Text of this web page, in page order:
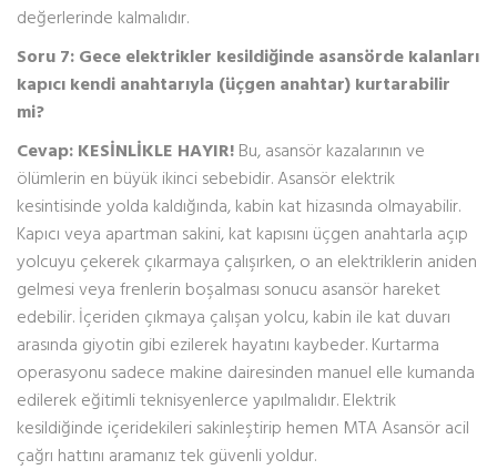
değerlerinde kalmalıdır.
Soru 7: Gece elektrikler kesildiğinde asansörde kalanları
kapıcı kendi anahtarıyla (üçgen anahtar) kurtarabilir
mi?
Cevap: KESİNLİKLE HAYIR! Bu, asansör kazalarının ve
ölümlerin en büyük ikinci sebebidir. Asansör elektrik
kesintisinde yolda kaldığında, kabin kat hizasında olmayabilir.
Kapıcı veya apartman sakini, kat kapısını üçgen anahtarla açıp
yolcuyu çekerek çıkarmaya çalışırken, o an elektriklerin aniden
gelmesi veya frenlerin boşalması sonucu asansör hareket
edebilir. İçeriden çıkmaya çalışan yolcu, kabin ile kat duvarı
arasında giyotin gibi ezilerek hayatını kaybeder. Kurtarma
operasyonu sadece makine dairesinden manuel elle kumanda
edilerek eğitimli teknisyenlerce yapılmalıdır. Elektrik
kesildiğinde içeridekileri sakinleştirip hemen MTA Asansör acil
çağrı hattını aramanız tek güvenli yoldur.